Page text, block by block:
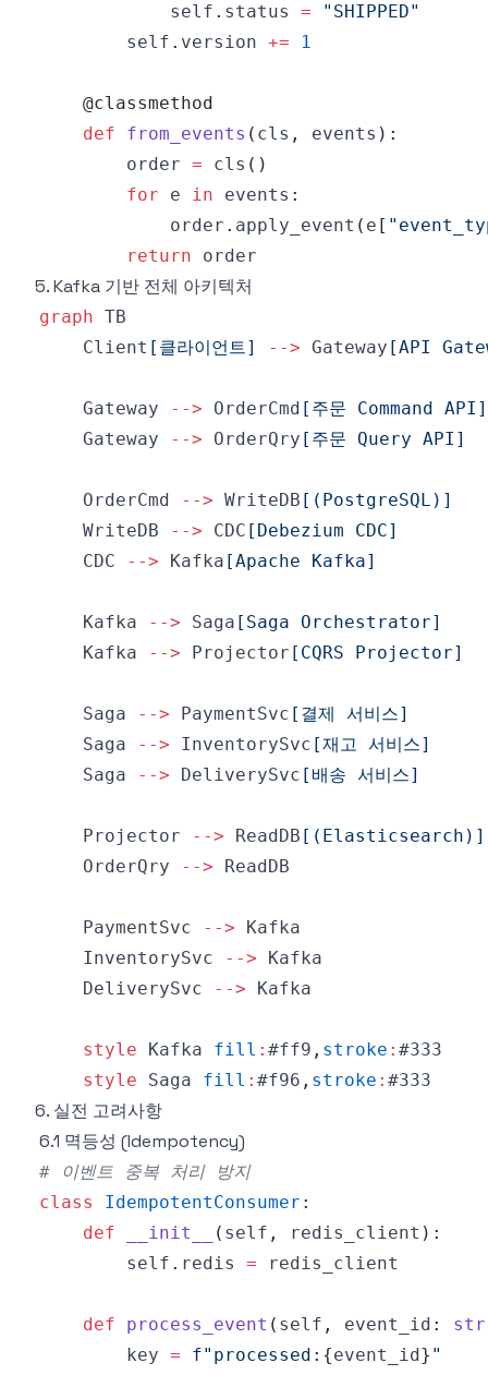
            self
. status =
"SHIPPED"
        self
. version += 1
@classmethod
def
from_events ( cls , events ) :
        order
= cls ( )
for e in events :
            order
. apply_event ( e [
return
5. Kafka 기반 전체 아키텍처
graph
    Client
[클라이언트] --> Gateway [API
    Gateway
--> OrderCmd [주문 Command API]
    Gateway
--> OrderQry [주문 Query API]
    OrderCmd
--> WriteDB [(PostgreSQL)]
    WriteDB
--> CDC [Debezium CDC]
    CDC
--> Kafka [Apache Kafka]
    Kafka
--> Saga [Saga Orchestrator]
    Kafka
--> Projector [CQRS Projector]
    Saga
--> PaymentSvc [결제 서비스]
    Saga
--> InventorySvc [재고 서비스]
    Saga
--> DeliverySvc [배송 서비스]
    Projector
--> ReadDB [(Elasticsearch)]
    OrderQry
-->
    PaymentSvc
-->
    InventorySvc
-->
    DeliverySvc
-->
style Kafka fill : #ff9 , stroke : #333
style Saga fill : #f96 , stroke : #333
6. 실전 고려사항
6.1 멱등성 (Idempotency)
# 이벤트 중복 처리 방지
class
IdempotentConsumer :
def
__init__ ( self , redis_client ) :
        self
. redis =
def process_event ( self , event_id : str
        key
= f"processed: {event_id} "